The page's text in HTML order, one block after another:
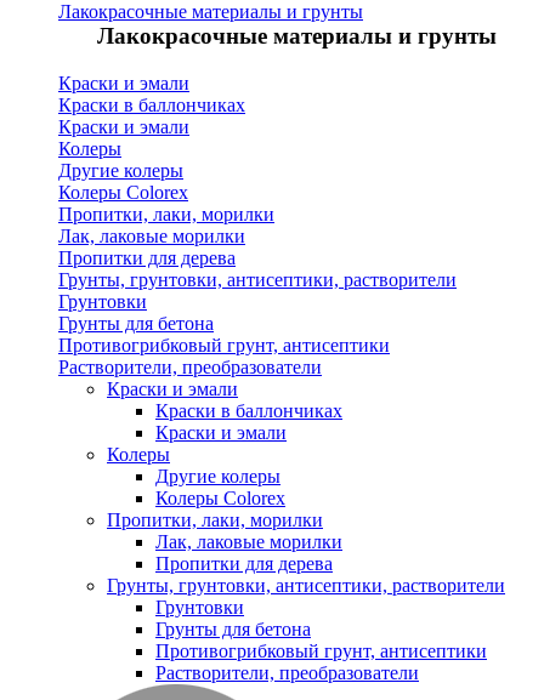
Лакокрасочные материалы и грунты
Лакокрасочные материалы и грунты
Краски и эмали
Краски в баллончиках
Краски и эмали
Колеры
Другие колеры
Колеры Colorex
Пропитки, лаки, морилки
Лак, лаковые морилки
Пропитки для дерева
Грунты, грунтовки, антисептики, растворители
Грунтовки
Грунты для бетона
Противогрибковый грунт, антисептики
Растворители, преобразователи
Краски и эмали
Краски в баллончиках
Краски и эмали
Колеры
Другие колеры
Колеры Colorex
Пропитки, лаки, морилки
Лак, лаковые морилки
Пропитки для дерева
Грунты, грунтовки, антисептики, растворители
Грунтовки
Грунты для бетона
Противогрибковый грунт, антисептики
Растворители, преобразователи